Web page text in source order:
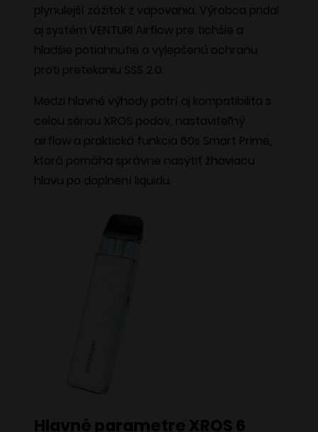
plynulejší zážitok z vapovania. Výrobca pridal
aj systém VENTURI Airflow pre tichšie a
hladšie potiahnutie a vylepšenú ochranu
proti pretekaniu SSS 2.0.
Medzi hlavné výhody patrí aj kompatibilita s
celou sériou XROS podov, nastaviteľný
airflow a praktická funkcia 60s Smart Prime,
ktorá pomáha správne nasýtiť žhaviacu
hlavu po doplnení liquidu.
Hlavné parametre XROS 6